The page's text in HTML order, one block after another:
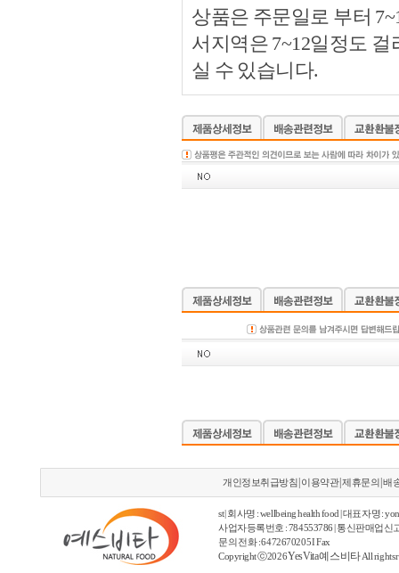
상품은 주문일로 부터
서지역은 7~12일정도
실 수 있습니다.
개인정보취급방침 이용약관|제휴문의 |배
st | 회사명 : wellbeing health food | 대표자명 :
사업자등록번호 : 784553786 | 통신판매업신
문의 전화 : 6472670205 I Fax
Copyright ⓒ2026YesVita 예스비타All rights